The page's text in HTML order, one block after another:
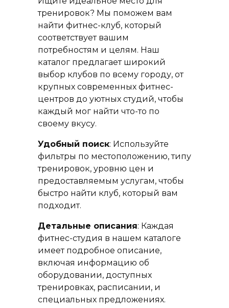
тренировок? Мы поможем вам
найти фитнес-клуб, который
соответствует вашим
потребностям и целям. Наш
каталог предлагает широкий
выбор клубов по всему городу, от
крупных современных фитнес-
центров до уютных студий, чтобы
каждый мог найти что-то по
своему вкусу.
Удобный поиск: Используйте
фильтры по местоположению, типу
тренировок, уровню цен и
предоставляемым услугам, чтобы
быстро найти клуб, который вам
подходит.
Детальные описания: Каждая
фитнес-студия в нашем каталоге
имеет подробное описание,
включая информацию об
оборудовании, доступных
тренировках, расписании, и
специальных предложениях.